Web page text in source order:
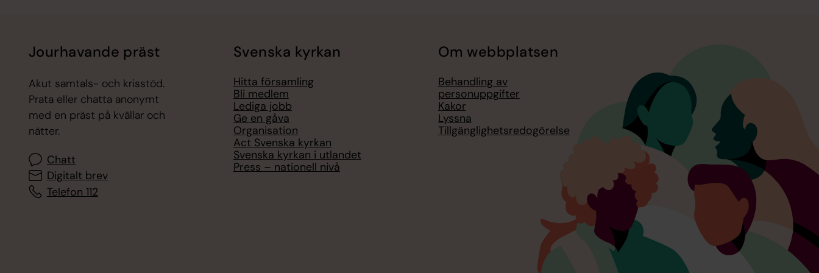
Jourhavande präst
Akut samtals- och krisstöd.
Prata eller chatta anonymt
med en präst på kvällar och
nätter.
Chatt
Digitalt brev
Telefon 112
Svenska kyrkan
Hitta församling
Bli medlem
Lediga jobb
Ge en gåva
Organisation
Act Svenska kyrkan
Svenska kyrkan i utlandet
Press – nationell nivå
Om webbplatsen
Behandling av
personuppgifter
Kakor
Lyssna
Tillgänglighetsredogörelse